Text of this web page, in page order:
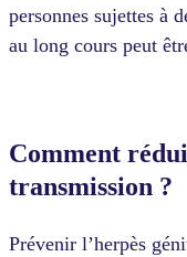
personnes sujettes à
au long cours peut
Comment
transmission ?
Prévenir l’herpès